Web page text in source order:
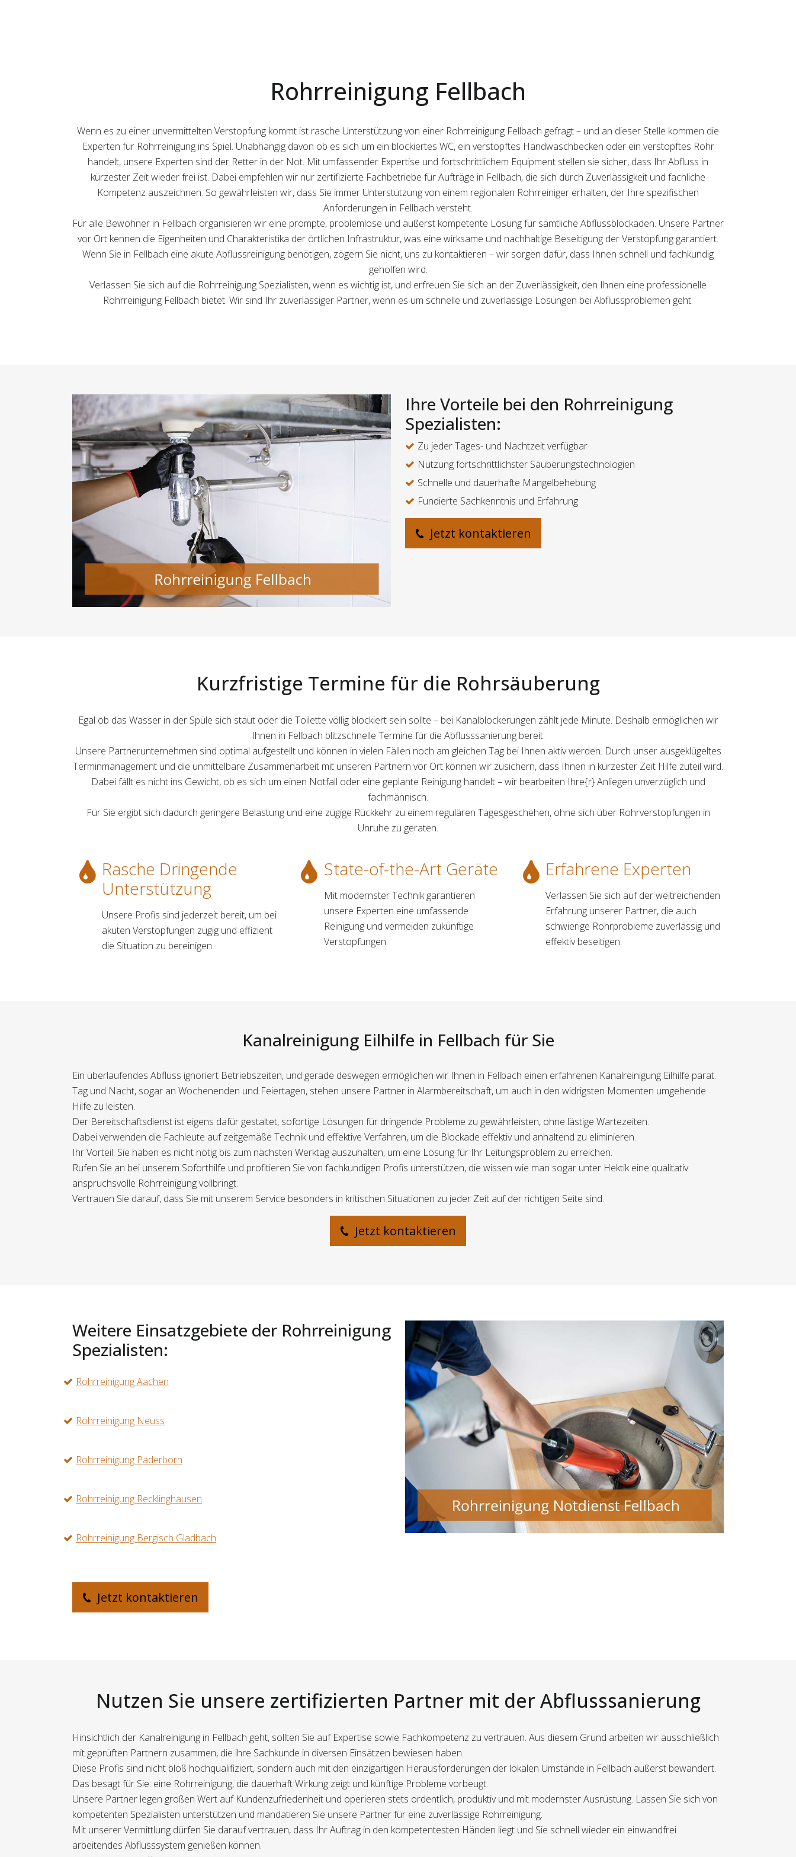
Rohrreinigung Fellbach
Wenn es zu einer unvermittelten Verstopfung kommt ist rasche Unterstützung von einer Rohrreinigung Fellbach gefragt – und an dieser Stelle kommen die
Experten für Rohrreinigung ins Spiel. Unabhängig davon ob es sich um ein blockiertes WC, ein verstopftes Handwaschbecken oder ein verstopftes Rohr
handelt, unsere Experten sind der Retter in der Not. Mit umfassender Expertise und fortschrittlichem Equipment stellen sie sicher, dass Ihr Abfluss in
kürzester Zeit wieder frei ist. Dabei empfehlen wir nur zertifizierte Fachbetriebe für Aufträge in Fellbach, die sich durch Zuverlässigkeit und fachliche
Kompetenz auszeichnen. So gewährleisten wir, dass Sie immer Unterstützung von einem regionalen Rohrreiniger erhalten, der Ihre spezifischen
Anforderungen in Fellbach versteht.
Für alle Bewohner in Fellbach organisieren wir eine prompte, problemlose und äußerst kompetente Lösung für sämtliche Abflussblockaden. Unsere Partner
vor Ort kennen die Eigenheiten und Charakteristika der örtlichen Infrastruktur, was eine wirksame und nachhaltige Beseitigung der Verstopfung garantiert.
Wenn Sie in Fellbach eine akute Abflussreinigung benötigen, zögern Sie nicht, uns zu kontaktieren – wir sorgen dafür, dass Ihnen schnell und fachkundig
geholfen wird.
Verlassen Sie sich auf die Rohrreinigung Spezialisten, wenn es wichtig ist, und erfreuen Sie sich an der Zuverlässigkeit, den Ihnen eine professionelle
Rohrreinigung Fellbach bietet. Wir sind Ihr zuverlässiger Partner, wenn es um schnelle und zuverlässige Lösungen bei Abflussproblemen geht.
Ihre Vorteile bei den Rohrreinigung
Spezialisten:
Zu jeder Tages- und Nachtzeit verfügbar
Nutzung fortschrittlichster Säuberungstechnologien
Schnelle und dauerhafte Mangelbehebung
Fundierte Sachkenntnis und Erfahrung
Jetzt kontaktieren
Kurzfristige Termine für die Rohrsäuberung
Egal ob das Wasser in der Spüle sich staut oder die Toilette völlig blockiert sein sollte – bei Kanalblockerungen zählt jede Minute. Deshalb ermöglichen wir
Ihnen in Fellbach blitzschnelle Termine für die Abflusssanierung bereit.
Unsere Partnerunternehmen sind optimal aufgestellt und können in vielen Fällen noch am gleichen Tag bei Ihnen aktiv werden. Durch unser ausgeklügeltes
Terminmanagement und die unmittelbare Zusammenarbeit mit unseren Partnern vor Ort können wir zusichern, dass Ihnen in kürzester Zeit Hilfe zuteil wird.
Dabei fällt es nicht ins Gewicht, ob es sich um einen Notfall oder eine geplante Reinigung handelt – wir bearbeiten Ihre{r} Anliegen unverzüglich und
fachmännisch.
Für Sie ergibt sich dadurch geringere Belastung und eine zügige Rückkehr zu einem regulären Tagesgeschehen, ohne sich über Rohrverstopfungen in
Unruhe zu geraten.
Rasche Dringende
Unterstützung
Unsere Profis sind jederzeit bereit, um bei
akuten Verstopfungen zügig und effizient
die Situation zu bereinigen.
State-of-the-Art Geräte
Mit modernster Technik garantieren
unsere Experten eine umfassende
Reinigung und vermeiden zukünftige
Verstopfungen.
Erfahrene Experten
Verlassen Sie sich auf der weitreichenden
Erfahrung unserer Partner, die auch
schwierige Rohrprobleme zuverlässig und
effektiv beseitigen.
Kanalreinigung Eilhilfe in Fellbach für Sie
Ein überlaufendes Abfluss ignoriert Betriebszeiten, und gerade deswegen ermöglichen wir Ihnen in Fellbach einen erfahrenen Kanalreinigung Eilhilfe parat.
Tag und Nacht, sogar an Wochenenden und Feiertagen, stehen unsere Partner in Alarmbereitschaft, um auch in den widrigsten Momenten umgehende
Hilfe zu leisten.
Der Bereitschaftsdienst ist eigens dafür gestaltet, sofortige Lösungen für dringende Probleme zu gewährleisten, ohne lästige Wartezeiten.
Dabei verwenden die Fachleute auf zeitgemäße Technik und effektive Verfahren, um die Blockade effektiv und anhaltend zu eliminieren.
Ihr Vorteil: Sie haben es nicht nötig bis zum nächsten Werktag auszuhalten, um eine Lösung für Ihr Leitungsproblem zu erreichen.
Rufen Sie an bei unserem Soforthilfe und profitieren Sie von fachkundigen Profis unterstützen, die wissen wie man sogar unter Hektik eine qualitativ
anspruchsvolle Rohrreinigung vollbringt.
Vertrauen Sie darauf, dass Sie mit unserem Service besonders in kritischen Situationen zu jeder Zeit auf der richtigen Seite sind.
Jetzt kontaktieren
Weitere Einsatzgebiete der Rohrreinigung
Spezialisten:
Rohrreinigung Aachen
Rohrreinigung Neuss
Rohrreinigung Paderborn
Rohrreinigung Recklinghausen
Rohrreinigung Bergisch Gladbach
Jetzt kontaktieren
Nutzen Sie unsere zertifizierten Partner mit der Abflusssanierung
Hinsichtlich der Kanalreinigung in Fellbach geht, sollten Sie auf Expertise sowie Fachkompetenz zu vertrauen. Aus diesem Grund arbeiten wir ausschließlich
mit geprüften Partnern zusammen, die ihre Sachkunde in diversen Einsätzen bewiesen haben.
Diese Profis sind nicht bloß hochqualifiziert, sondern auch mit den einzigartigen Herausforderungen der lokalen Umstände in Fellbach äußerst bewandert.
Das besagt für Sie: eine Rohrreinigung, die dauerhaft Wirkung zeigt und künftige Probleme vorbeugt.
Unsere Partner legen großen Wert auf Kundenzufriedenheit und operieren stets ordentlich, produktiv und mit modernster Ausrüstung. Lassen Sie sich von
kompetenten Spezialisten unterstützen und mandatieren Sie unsere Partner für eine zuverlässige Rohrreinigung.
Mit unserer Vermittlung dürfen Sie darauf vertrauen, dass Ihr Auftrag in den kompetentesten Händen liegt und Sie schnell wieder ein einwandfrei
arbeitendes Abflusssystem genießen können.